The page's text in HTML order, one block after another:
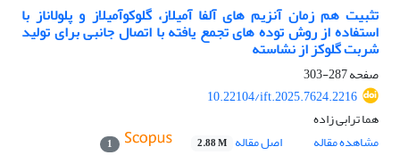
تثبیت هم زمان آنزیم های آلفا آمیلاز، گلوکوآمیلاز و پلولاناز با
استفاده از روش توده های تجمع یافته با اتصال جانبی برای تولید
شربت گلوکز از نشاسته
صفحه287-303
10.22104/ift.2025.7624.2216
هما ترابی زاده
مشاهده مقاله
اصل مقاله 2.88 M
1